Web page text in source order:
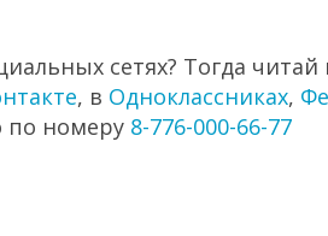
сетях? Тогда
, в Одноклассниках,
по номеру 8-776-000-66-77